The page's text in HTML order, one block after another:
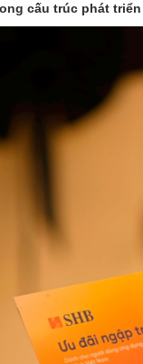
cấu trúc phát